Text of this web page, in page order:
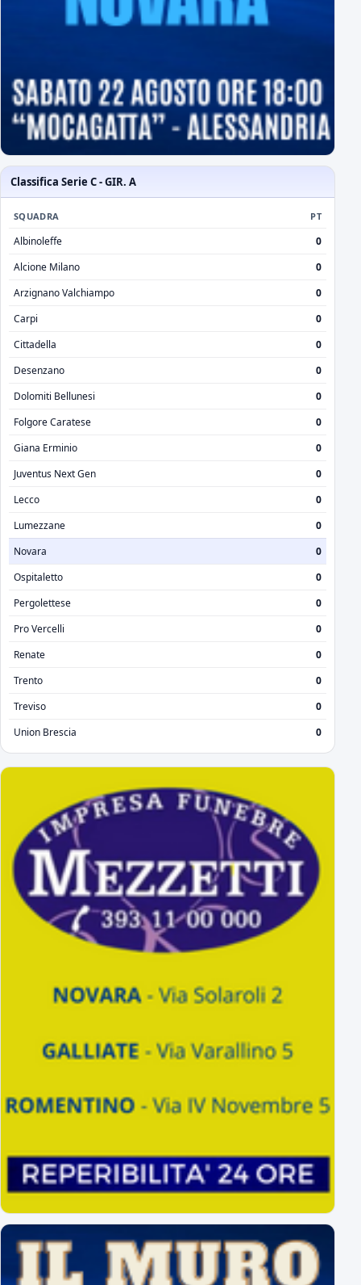
Classifica Serie C - GIR. A
SQUADRA PT
Albinoleffe
0
Alcione Milano
0
Arzignano Valchiampo
0
Carpi
0
Cittadella
0
Desenzano
0
Dolomiti Bellunesi
0
Folgore Caratese
0
Giana Erminio
0
Juventus Next Gen
0
Lecco
0
Lumezzane
0
Novara
0
Ospitaletto
0
Pergolettese
0
Pro Vercelli
0
Renate
0
Trento
0
Treviso
0
Union Brescia
0